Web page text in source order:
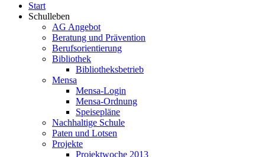
Start
Schulleben
AG Angebot
Beratung und Prävention
Berufsorientierung
Bibliothek
Bibliotheksbetrieb
Mensa
Mensa-Login
Mensa-Ordnung
Speisepläne
Nachhaltige Schule
Paten und Lotsen
Projekte
Projektwoche 2013